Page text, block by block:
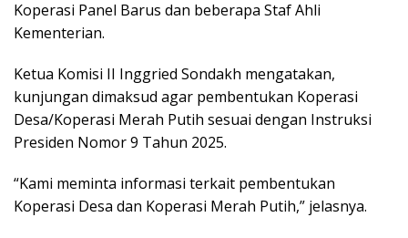
Koperasi Panel Barus dan beberapa Staf Ahli
Kementerian.
Ketua Komisi II Inggried Sondakh mengatakan,
kunjungan dimaksud agar pembentukan Koperasi
Desa/Koperasi Merah Putih sesuai dengan Instruksi
Presiden Nomor 9 Tahun 2025.
“Kami meminta informasi terkait pembentukan
Koperasi Desa dan Koperasi Merah Putih,” jelasnya.